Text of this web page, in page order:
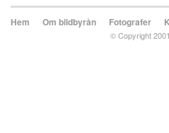
Hem Om bildbyrån Fotografer
© Copyright